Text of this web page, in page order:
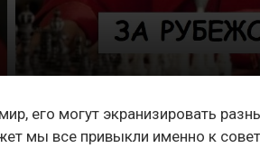
его могут экранизировать
мы все привыкли именно к